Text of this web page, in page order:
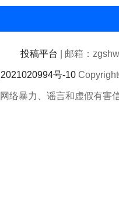
投稿平台 | 邮箱：
号-10
络暴力、谣言和虚假有